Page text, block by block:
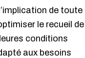
de toute
le recueil de
conditions
aux besoins